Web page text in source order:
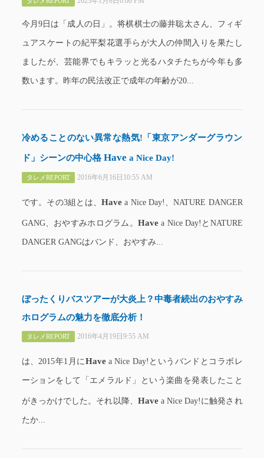
今月9日は「成人の日」。将棋棋士の藤井聡太さん、フィギ
ュアスケートの紀平梨花選手らが大人の仲間入りを果たし
ましたが、芸能界でもキラッと光るハタチたちが今年も多
数います。昨年の民法改正で成年の年齢が20...
冷めることのない異常な熱気!「東京アンダーグラウン
ド」シーンの中心格Have a Nice Day!
タレメREPORT 2016年6月16日10:55 AM
です。その3組とは、 Have a Nice Day!、NATURE DANGER
GANG、おやすみホログラム。Have a Nice Day!とNATURE
DANGER GANGはバンド、おやすみ...
ぼったくりバスツアーが大炎上？中毒者続出のおやすみ
ホログラムの魅力を徹底分析！
タレメREPORT 2016年4月19日9:55 AM
は、2015年1月にHavea Nice Day!というバンドとコラボレ
ーションをして「エメラルド」という楽曲を発表したこと
がきっかけでした。それ以降、 Havea Nice Day!に触発され
たか...